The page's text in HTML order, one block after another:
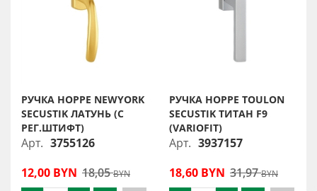
РУЧКА HOPPE NEWYORK
SECUSTIK ЛАТУНЬ (С
РЕГ.ШТИФТ)
Арт. 3755126
12,00 BYN 18,05BYN
РУЧКА HOPPE TOULON
SECUSTIK ТИТАН F9
(VARIOFIT)
Арт. 3937157
18,60 BYN 31,97BYN